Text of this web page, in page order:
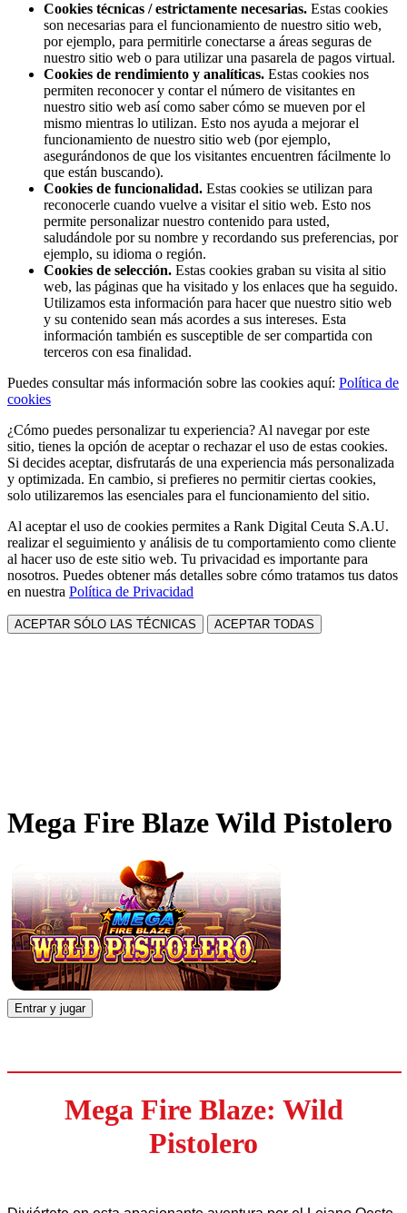
Cookies técnicas / estrictamente necesarias. Estas cookies
son necesarias para el funcionamiento de nuestro sitio web,
por ejemplo, para permitirle conectarse a áreas seguras de
nuestro sitio web o para utilizar una pasarela de pagos virtual.
Cookies de rendimiento y analíticas. Estas cookies nos
permiten reconocer y contar el número de visitantes en
nuestro sitio web así como saber cómo se mueven por el
mismo mientras lo utilizan. Esto nos ayuda a mejorar el
funcionamiento de nuestro sitio web (por ejemplo,
asegurándonos de que los visitantes encuentren fácilmente lo
que están buscando).
Cookies de funcionalidad. Estas cookies se utilizan para
reconocerle cuando vuelve a visitar el sitio web. Esto nos
permite personalizar nuestro contenido para usted,
saludándole por su nombre y recordando sus preferencias, por
ejemplo, su idioma o región.
Cookies de selección. Estas cookies graban su visita al sitio
web, las páginas que ha visitado y los enlaces que ha seguido.
Utilizamos esta información para hacer que nuestro sitio web
y su contenido sean más acordes a sus intereses. Esta
información también es susceptible de ser compartida con
terceros con esa finalidad.
Puedes consultar más información sobre las cookies aquí: Política de
cookies
¿Cómo puedes personalizar tu experiencia? Al navegar por este
sitio, tienes la opción de aceptar o rechazar el uso de estas cookies.
Si decides aceptar, disfrutarás de una experiencia más personalizada
y optimizada. En cambio, si prefieres no permitir ciertas cookies,
solo utilizaremos las esenciales para el funcionamiento del sitio.
Al aceptar el uso de cookies permites a Rank Digital Ceuta S.A.U.
realizar el seguimiento y análisis de tu comportamiento como cliente
al hacer uso de este sitio web. Tu privacidad es importante para
nosotros. Puedes obtener más detalles sobre cómo tratamos tus datos
en nuestra Política de Privacidad
ACEPTAR SÓLO LAS TÉCNICAS ACEPTAR TODAS
Mega Fire Blaze Wild Pistolero
Entrar y jugar
Mega Fire Blaze: Wild
Pistolero